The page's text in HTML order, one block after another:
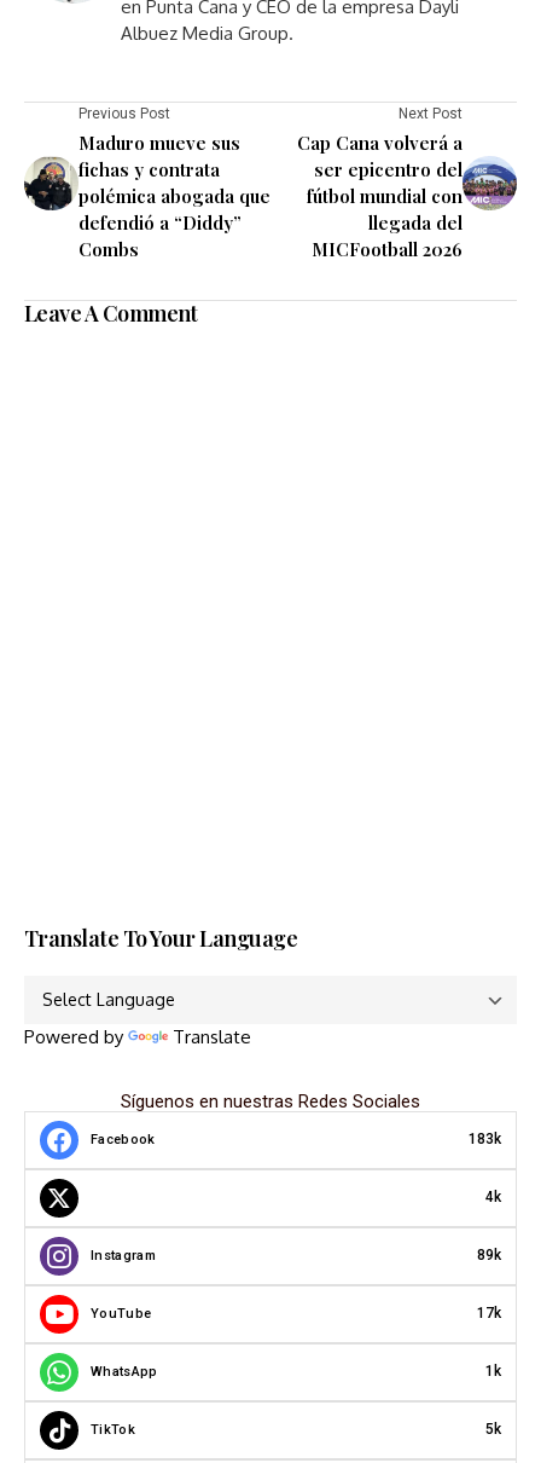
en Punta Cana y CEO de la empresa Dayli
Albuez Media Group.
Previous Post
Maduro mueve sus
fichas y contrata
polémica abogada que
defendió a “Diddy”
Combs
Next Post
Cap Cana volverá a
ser epicentro del
fútbol mundial con
llegada del
MICFootball 2026
Leave A Comment
Translate To Your Language
Powered by Translate
Síguenos en nuestras Redes Sociales
Facebook 183k
4k
Instagram 89k
YouTube 17k
WhatsApp 1k
TikTok 5k